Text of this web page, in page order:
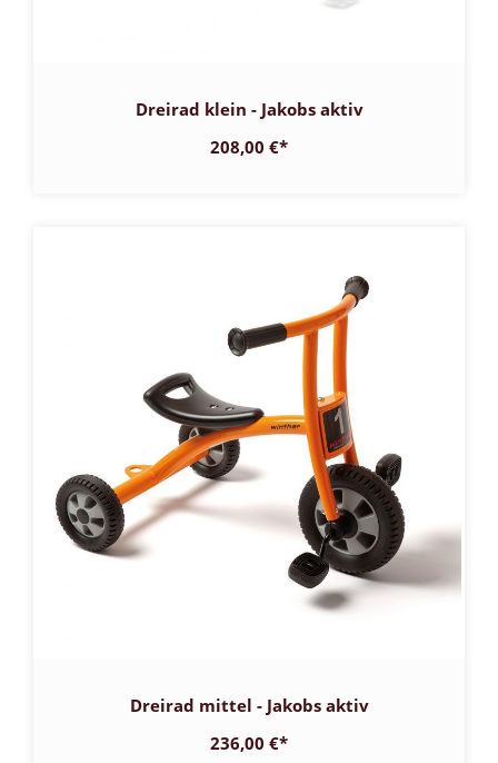
Dreirad klein - Jakobs aktiv
208,00 €*
Dreirad mittel - Jakobs aktiv
236,00 €*